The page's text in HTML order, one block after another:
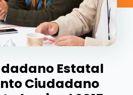
Estatal
Ciudadano